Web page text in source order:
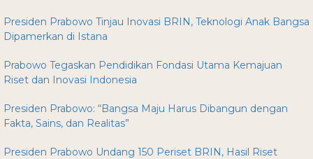
Presiden Prabowo Tinjau Inovasi BRIN, Teknologi Anak Bangsa
Dipamerkan di Istana
Prabowo Tegaskan Pendidikan Fondasi Utama Kemajuan
Riset dan Inovasi Indonesia
Presiden Prabowo: “Bangsa Maju Harus Dibangun dengan
Fakta, Sains, dan Realitas”
Presiden Prabowo Undang 150 Periset BRIN, Hasil Riset